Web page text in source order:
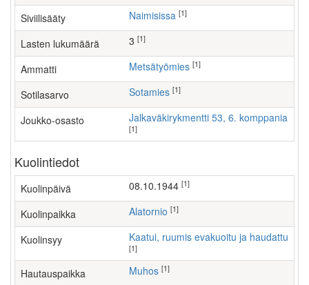
Siviilisääty Naimisissa [1]
Lasten lukumäärä [1]
Ammatti metsätyömies [1]
Sotilasarvo Sotamies [1]
Joukko-osasto Jalkaväkirykmentti 53, 6. komppania
[1]
Kuolintiedot
Kuolinpäivä 08.10.1944 [1]
Kuolinpaikka Alatornio [1]
Kuolinsyy Kaatui, ruumis evakuoitu ja haudattu
[1]
Hautauspaikka Muhos [1]